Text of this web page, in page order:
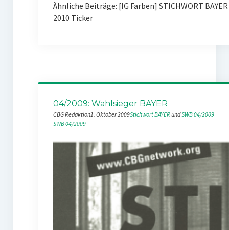
Ähnliche Beiträge: [IG Farben] STICHWORT
2010 Ticker
04/2009: Wahlsieger BAYER
CBG Redaktion1. Oktober 2009Stichwort BAYER und SWB 04/2009
SWB 04/2009